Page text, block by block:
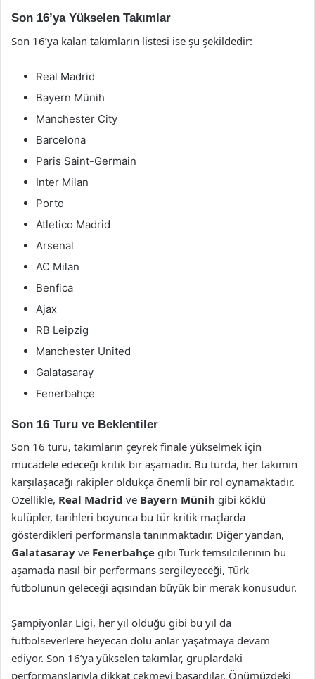
Son 16’ya Yükselen Takımlar
Son 16’ya kalan takımların listesi ise şu şekildedir:
Real Madrid
Bayern Münih
Manchester City
Barcelona
Paris Saint-Germain
Inter Milan
Porto
Atletico Madrid
Arsenal
AC Milan
Benfica
Ajax
RB Leipzig
Manchester United
Galatasaray
Fenerbahçe
Son 16 Turu ve Beklentiler
Son 16 turu, takımların çeyrek finale yükselmek için
mücadele edeceği kritik bir aşamadır. Bu turda, her takımın
karşılaşacağı rakipler oldukça önemli bir rol oynamaktadır.
Özellikle, Real Madrid ve Bayern Münih gibi köklü
kulüpler, tarihleri boyunca bu tür kritik maçlarda
gösterdikleri performansla tanınmaktadır. Diğer yandan,
Galatasaray ve Fenerbahçe gibi Türk temsilcilerinin bu
aşamada nasıl bir performans sergileyeceği, Türk
futbolunun geleceği açısından büyük bir merak konusudur.
Şampiyonlar Ligi, her yıl olduğu gibi bu yıl da
futbolseverlere heyecan dolu anlar yaşatmaya devam
ediyor. Son 16’ya yükselen takımlar, gruplardaki
performanslarıyla dikkat çekmeyi başardılar. Önümüzdeki